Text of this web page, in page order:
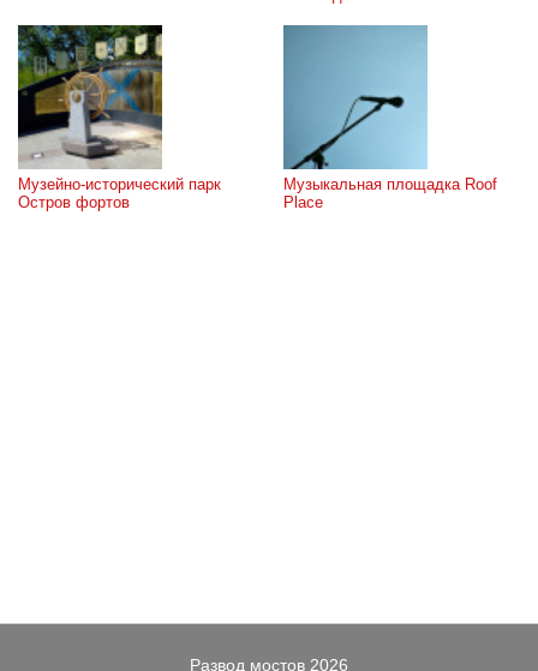
Музейно-исторический парк
Остров фортов
Музыкальная площадка Roof
Place
Развод мостов 2026